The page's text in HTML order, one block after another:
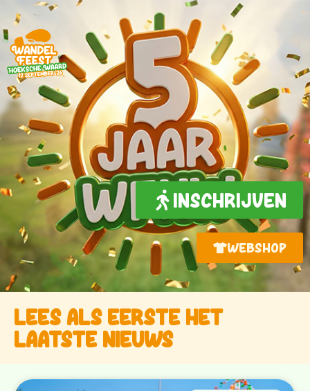
INSCHRIJVEN
WEBSHOP
Lees als eerste het
laatste nieuws